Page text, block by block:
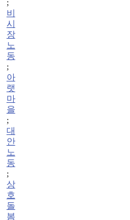
;
비
시
장
노
동
;
아
랫
마
을
;
대
안
노
동
;
상
호
돌
봄